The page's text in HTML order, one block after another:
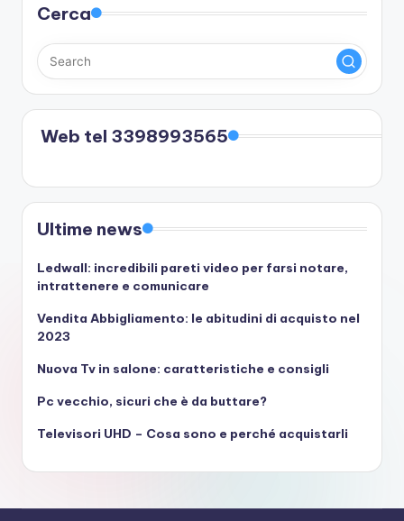
Cerca
Web tel 3398993565
Ultime news
Ledwall: incredibili pareti video per farsi notare,
intrattenere e comunicare
Vendita Abbigliamento: le abitudini di acquisto nel
2023
Nuova Tv in salone: caratteristiche e consigli
Pc vecchio, sicuri che è da buttare?
Televisori UHD – Cosa sono e perché acquistarli